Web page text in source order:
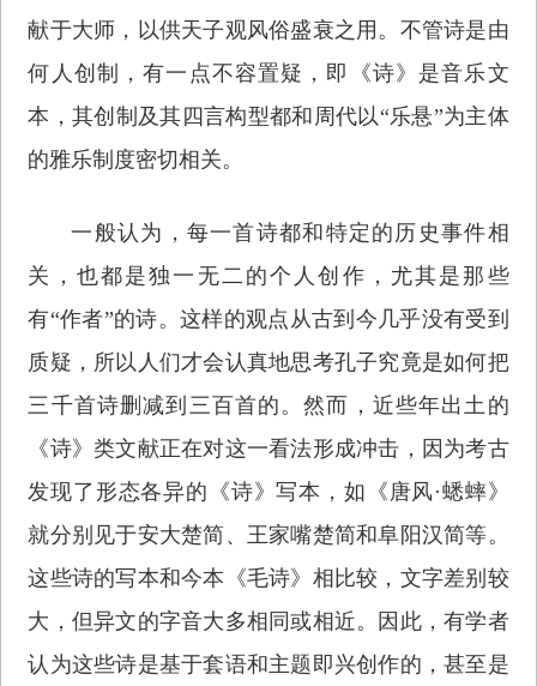
献于大师，以供天子观风俗盛衰之用。不管诗是由
何人创制，有一点不容置疑，即《诗》是音乐文
本，其创制及其四言构型都和周代以“乐悬”为主体
的雅乐制度密切相关。
一般认为，每一首诗都和特定的历史事件相
关，也都是独一无二的个人创作，尤其是那些
有“作者”的诗。这样的观点从古到今几乎没有受到
质疑，所以人们才会认真地思考孔子究竟是如何把
三千首诗删减到三百首的。然而，近些年出土的
《诗》类文献正在对这一看法形成冲击，因为考古
发现了形态各异的《诗》写本，如《唐风·蟋蟀》
就分别见于安大楚简、王家嘴楚简和阜阳汉简等。
这些诗的写本和今本《毛诗》相比较，文字差别较
大，但异文的字音大多相同或相近。因此，有学者
认为这些诗是基于套语和主题即兴创作的，甚至是